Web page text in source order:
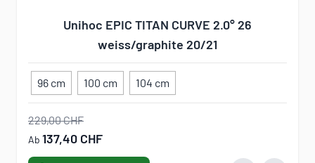
Unihoc EPIC TITAN CURVE 2.0° 26
weiss/graphite 20/21
96 cm 100 cm 104 cm
229,00 CHF
Ab 137,40 CHF